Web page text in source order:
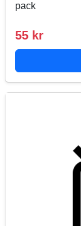
pack
55 kr